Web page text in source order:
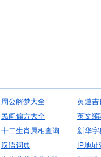
周公解梦大全 黄道吉
民间偏方大全 英文缩
十二生肖属相查询 新华字
汉语词典 IP地址